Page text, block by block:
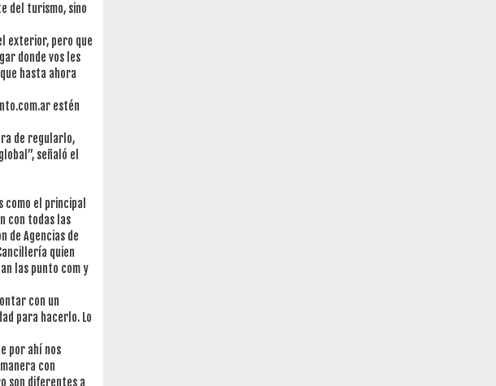
del turismo, sino
exterior, pero que
donde vos les
hasta ahora
estén
de regularlo,
señaló el
el principal
con todas las
de Agencias de
quien
las punto com y
con un
para hacerlo. Lo
por ahí nos
con
son diferentes a